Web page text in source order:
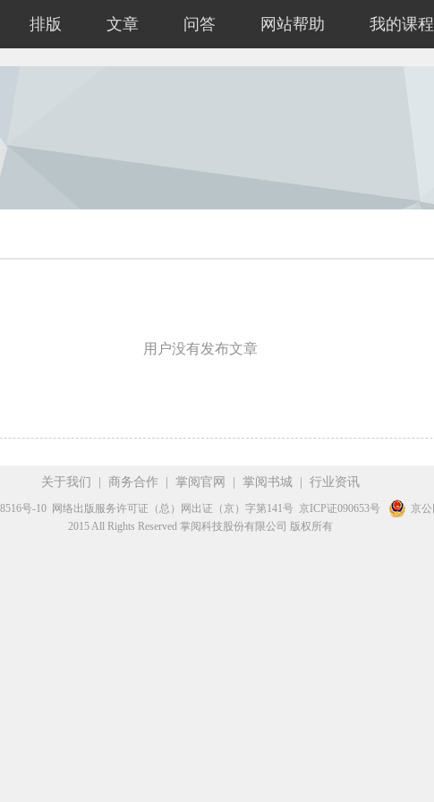
排版 文章 问答 网站帮助 我的课程
用户没有发布文章
关于我们 商务合作 掌阅官网 掌阅书城 行业资讯
号-10 网络出版服务许可证（总）网出证（京）字第141号 京ICP证090653号
京公
2015 All Rights Reserved 掌阅科技股份有限公司 版权所有